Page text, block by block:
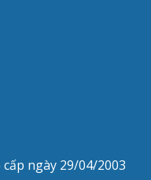
ngày 29/04/2003